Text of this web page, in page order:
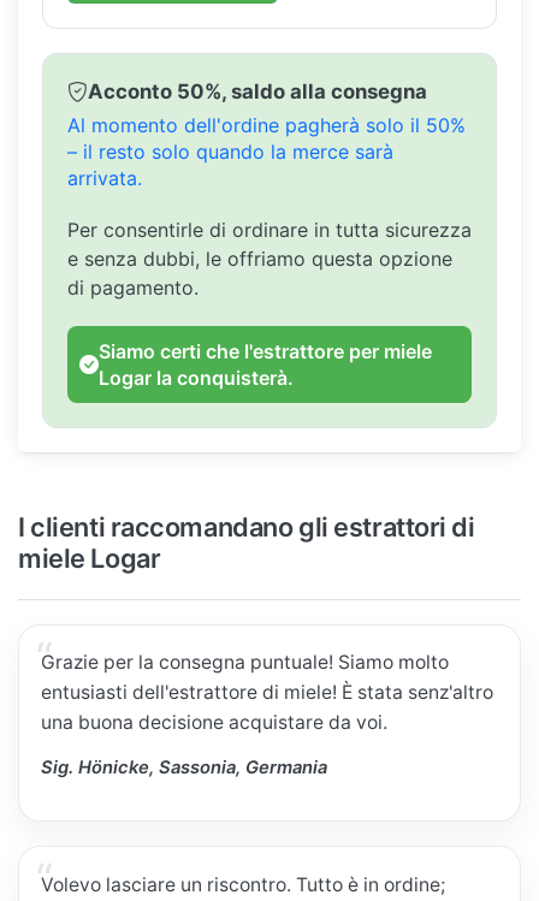
Acconto 50%, saldo alla consegna
Al momento dell'ordine pagherà solo il 50%
– il resto solo quando la merce sarà
arrivata.
Per consentirle di ordinare in tutta sicurezza
e senza dubbi, le offriamo questa opzione
di pagamento.
Siamo certi che l'estrattore per miele
Logar la conquisterà.
I clienti raccomandano gli estrattori di
miele Logar
Grazie per la consegna puntuale! Siamo molto
entusiasti dell'estrattore di miele! È stata senz'altro
una buona decisione acquistare da voi.
Sig. Hönicke, Sassonia, Germania
Volevo lasciare un riscontro. Tutto è in ordine;